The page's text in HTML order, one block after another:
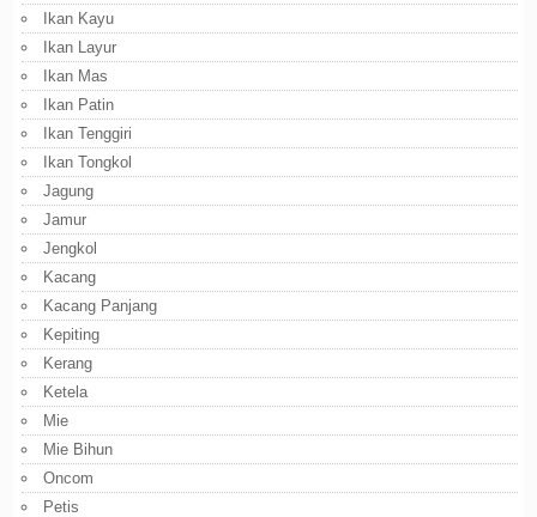
Ikan Kayu
Ikan Layur
Ikan Mas
Ikan Patin
Ikan Tenggiri
Ikan Tongkol
Jagung
Jamur
Jengkol
Kacang
Kacang Panjang
Kepiting
Kerang
Ketela
Mie
Mie Bihun
Oncom
Petis